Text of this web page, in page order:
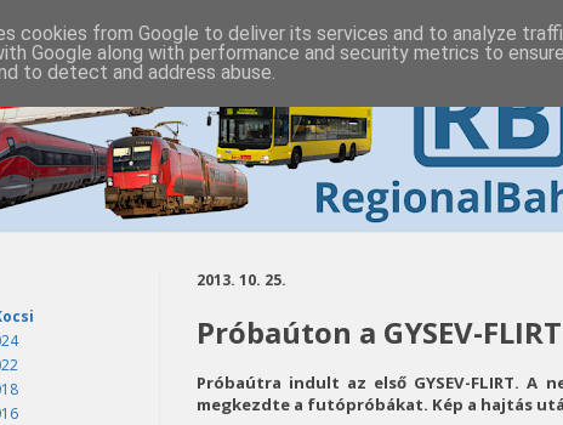
2013. 10. 25.
Próbaúton a GYSEV-FLIRT
Próbaútra indult az első GYSEV-FLIRT. A
megkezdte a futópróbákat. Kép a hajtás
cookies from Google to deliver its services and to analyze
Google along with performance and security metrics to
to detect and address abuse.